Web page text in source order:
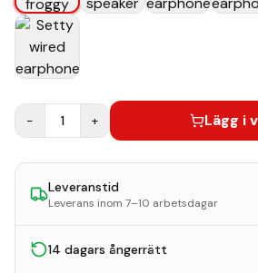
− 1 + Lägg i
Leveranstid
Leverans inom 7–10 arbetsdagar
14 dagars ångerrätt